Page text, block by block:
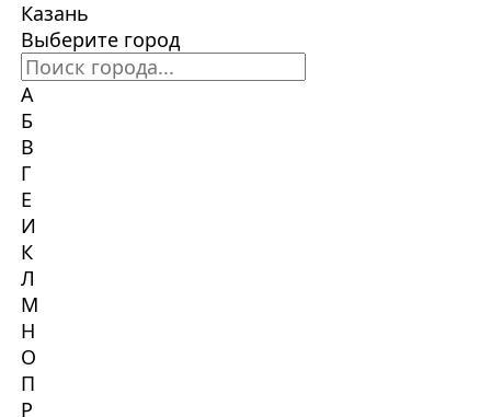
Казань
Выберите город
А
Б
В
Г
Е
И
К
Л
М
Н
О
П
Р